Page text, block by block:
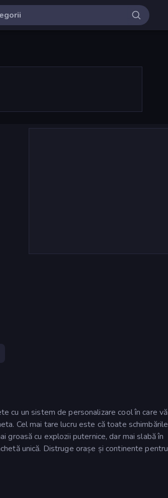
cu un sistem de personalizare cool în care vă
Cel mai tare lucru este că toate schimbările
groasă cu explozii puternice, dar mai slabă în
unică. Distruge orașe și continente pentru